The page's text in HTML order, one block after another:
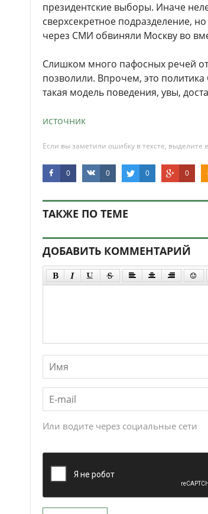
президентские выборы. Иначе
сверхсекретное подразделение,
через СМИ обвиняли Москву во
Слишком много пафосных речей
позволили. Впрочем, это
такая модель поведения, увы,
источник
Если вы заметили ошибку в тексте, выделите
0 0 0 0
ТАКЖЕ ПО ТЕМЕ
ДОБАВИТЬ КОММЕНТАРИЙ
Или водите через социальные сети